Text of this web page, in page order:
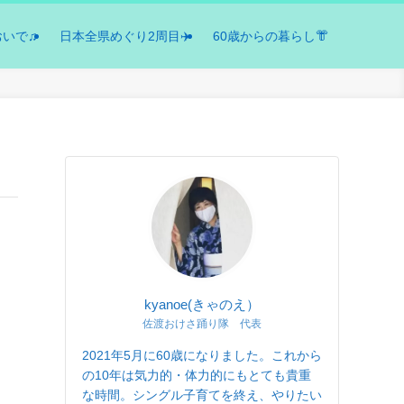
いで♫ 日本全県めぐり2周目✈️ 60歳からの暮らし👘
kyanoe(きゃのえ）
佐渡おけさ踊り隊 代表
2021年5月に60歳になりました。これから
の10年は気力的・体力的にもとても貴重
な時間。シングル子育てを終え、やりたい